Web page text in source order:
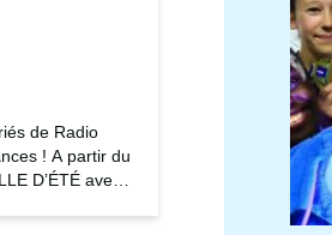
de Radio
! A partir du
D’ÉTÉ avec